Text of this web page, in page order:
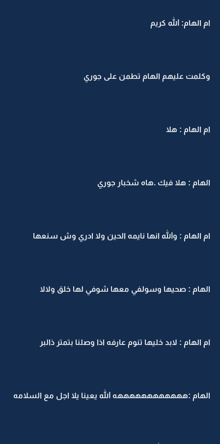
ام الهام: الله كريم
وكلمت عليهم الهام تطمن على جوري
ام الهام : هلا
الهام : هلا فيك .هاه شخبار جوري
ام الهام : والله انها نايمه الحين ولا ادري وش سنعها
الهام : صحيها وسولفي معها شوفي لها خلق ولالا
ام الهام : لابد خليها تنوم عارفه اذا وصلنا بتمتر ذالبر
الهام :ههههههههههههه الله يعينا يلا اجل مع السلامه